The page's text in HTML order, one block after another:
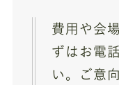
費用や会
ずはお電
い。ご意